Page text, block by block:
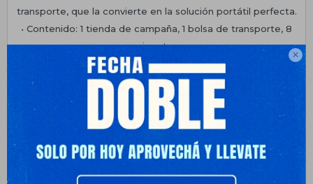

transporte, que la convierte en la solución portátil perfecta.
• Contenido: 1 tienda de campaña, 1 bolsa de transporte, 8
piquetas
• Dimensiones: 2,10m (largo) x 2,40m (ancho) x 1,00m (alto).
Planes de cuotas
Envíos
Medios de pago